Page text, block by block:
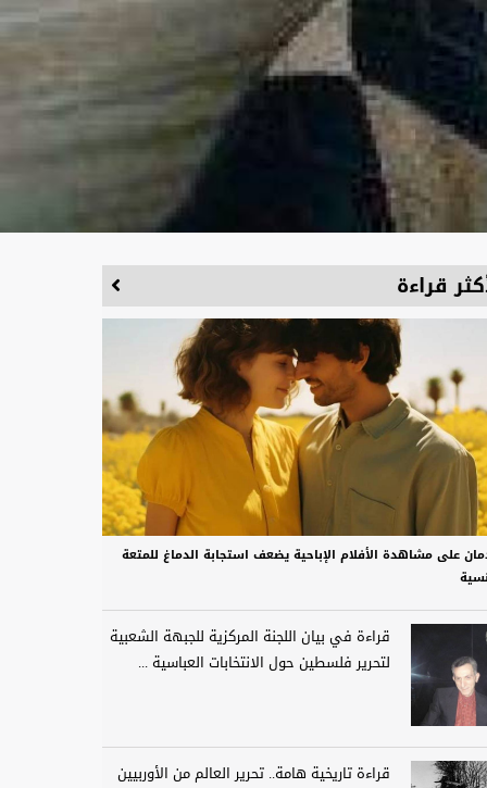
قراءة
على مشاهدة الأفلام الإباحية يضعف استجابة الدماغ للمتعة
قراءة في بيان اللجنة المركزية للجبهة الشعبية
لتحرير فلسطين حول الانتخابات العباسية ...
قراءة تاريخية هامة.. تحرير العالم من الأوربيين